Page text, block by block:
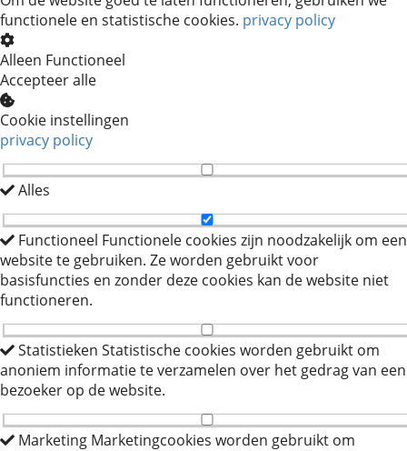
functionele en statistische cookies. privacy policy
Alleen Functioneel
Accepteer alle
Cookie instellingen
privacy policy
Alles
Functioneel Functionele cookies zijn noodzakelijk om een
website te gebruiken. Ze worden gebruikt voor
basisfuncties en zonder deze cookies kan de website niet
functioneren.
Statistieken Statistische cookies worden gebruikt om
anoniem informatie te verzamelen over het gedrag van een
bezoeker op de website.
Marketing Marketingcookies worden gebruikt om